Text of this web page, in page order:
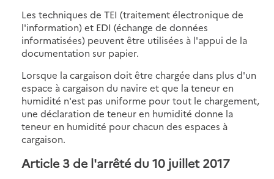
Les techniques de TEI (traitement électronique de
l'information) et EDI (échange de données
informatisées) peuvent être utilisées à l'appui de la
documentation sur papier.
Lorsque la cargaison doit être chargée dans plus d'un
espace à cargaison du navire et que la teneur en
humidité n'est pas uniforme pour tout le chargement,
une déclaration de teneur en humidité donne la
teneur en humidité pour chacun des espaces à
cargaison.
Article 3 de l'arrêté du 10 juillet 2017